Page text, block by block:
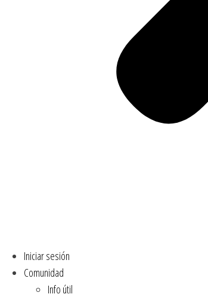
Iniciar sesión
Comunidad
Info útil